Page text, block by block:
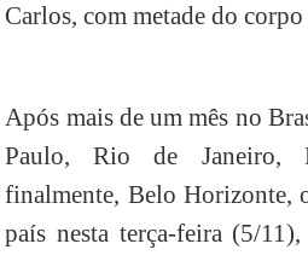
Carlos, com metade do
Após mais de um mês no
Paulo, Rio de Janeiro,
finalmente, Belo Horizonte,
país nesta terça-feira (5/